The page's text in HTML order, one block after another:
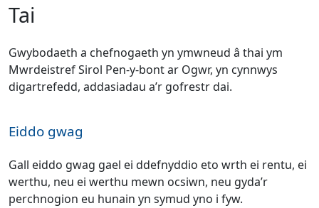
Tai
Gwybodaeth a chefnogaeth yn ymwneud â thai ym
Mwrdeistref Sirol Pen-y-bont ar Ogwr, yn cynnwys
digartrefedd, addasiadau a’r gofrestr dai.
Eiddo gwag
Gall eiddo gwag gael ei ddefnyddio eto wrth ei rentu, ei
werthu, neu ei werthu mewn ocsiwn, neu gyda’r
perchnogion eu hunain yn symud yno i fyw.